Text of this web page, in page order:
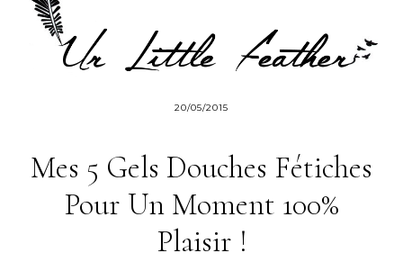
20/05/2015
Mes 5 Gels Douches Fétiches
Pour Un Moment 100%
Plaisir !